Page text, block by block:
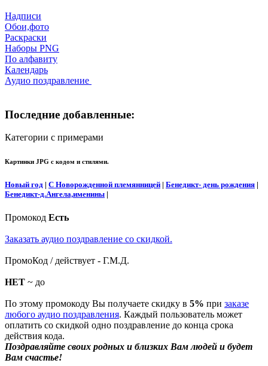
Надписи
Обои,фото
Раскраски
Наборы PNG
По алфавиту
Календарь
Аудио поздравление
Последние добавленные:
Категории с примерами
Картинки JPG с кодом и стилями.
Новый год | С Новорожденной племянницей | Бенедикт- день рождения |
Бенедикт-д.Ангела,именины |
Промокод Есть
Заказать аудио поздравление со скидкой.
ПромоКод / действует - Г.М.Д.
НЕТ ~ до
По этому промокоду Вы получаете скидку в 5% при заказе
любого аудио поздравления. Каждый пользователь может
оплатить со скидкой одно поздравление до конца срока
действия кода.
Поздравляйте своих родных и близких Вам людей и будет
Вам счастье!